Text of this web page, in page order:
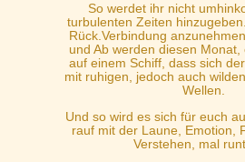
So werdet ihr nicht
turbulenten Zeiten
Rück.Verbindung
und Ab werden diesen Monat,
auf einem Schiff, dass sich
mit ruhigen, jedoch auch
Wellen.
Und so wird es sich für euch
rauf mit der Laune, Emotion,
Verstehen, mal